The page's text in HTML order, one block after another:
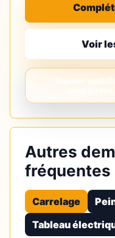
Voir
Autres
fréquentes
Carrelage
Tableau